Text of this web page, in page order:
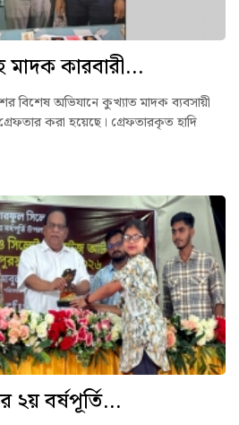
মাদক কারবারী...
বিশেষ অভিযানে কুখ্যাত মাদক ব্যবসায়ী
করা হয়েছে। গ্রেফতারকৃত হাদি
বর্ষপূর্তি...